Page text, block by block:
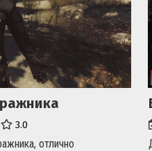
3.0
отлично